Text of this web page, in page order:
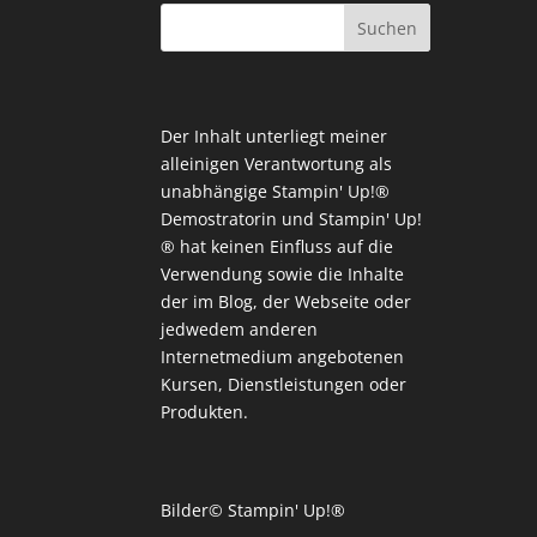
Der Inhalt unterliegt meiner
alleinigen Verantwortung als
unabhängige Stampin' Up!®
Demostratorin und Stampin' Up!
® hat keinen Einfluss auf die
Verwendung sowie die Inhalte
der im Blog, der Webseite oder
jedwedem anderen
Internetmedium angebotenen
Kursen, Dienstleistungen oder
Produkten.
Bilder© Stampin' Up!®